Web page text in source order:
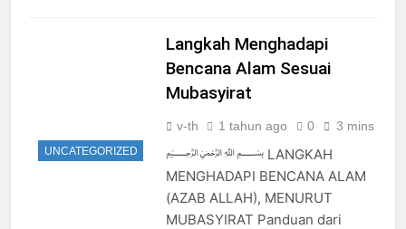
UNCATEGORIZED
Langkah Menghadapi
Bencana Alam Sesuai
Mubasyirat
v-th 1 tahun ago 0 3 mins
﷽ LANGKAH
MENGHADAPI BENCANA ALAM
(AZAB ALLAH), MENURUT
MUBASYIRAT Panduan dari